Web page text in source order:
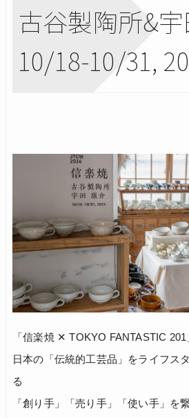
古谷製陶所&
10/18-10/31,
「信楽焼 ✕ TOKYO FANTASTIC 201
日本の「伝統的工芸品」をライフス
る
「創り手」「売り手」「使い手」を